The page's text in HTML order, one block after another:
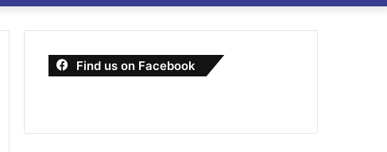
for
Article
Find us on Facebook